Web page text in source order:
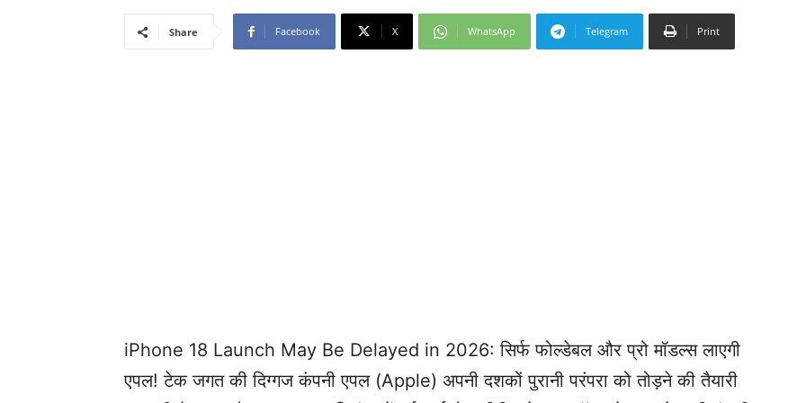
Share Facebook X WhatsApp Telegram Print
iPhone 18 Launch May Be Delayed in 2026: सिर्फ फोल्डेबल और प्रो मॉडल्स लाएगी
एपल! टेक जगत की दिग्गज कंपनी एपल (Apple) अपनी दशकों पुरानी परंपरा को तोड़ने की तैयारी